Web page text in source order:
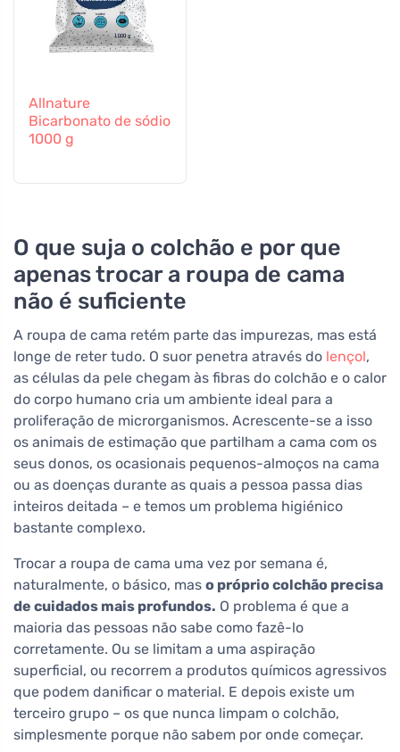
Allnature
Bicarbonato de sódio
1000 g
O que suja o colchão e por que
apenas trocar a roupa de cama
não é suficiente
A roupa de cama retém parte das impurezas, mas está
longe de reter tudo. O suor penetra através do lençol,
as células da pele chegam às fibras do colchão e o calor
do corpo humano cria um ambiente ideal para a
proliferação de microrganismos. Acrescente-se a isso
os animais de estimação que partilham a cama com os
seus donos, os ocasionais pequenos-almoços na cama
ou as doenças durante as quais a pessoa passa dias
inteiros deitada – e temos um problema higiénico
bastante complexo.
Trocar a roupa de cama uma vez por semana é,
naturalmente, o básico, mas o próprio colchão precisa
de cuidados mais profundos. O problema é que a
maioria das pessoas não sabe como fazê-lo
corretamente. Ou se limitam a uma aspiração
superficial, ou recorrem a produtos químicos agressivos
que podem danificar o material. E depois existe um
terceiro grupo – os que nunca limpam o colchão,
simplesmente porque não sabem por onde começar.